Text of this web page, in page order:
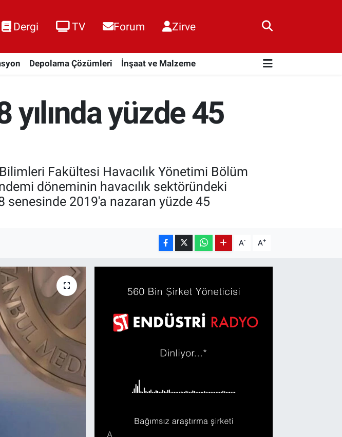
Dergi TV Forum Zirve
Depolama Çözümleri İnşaat ve Malzeme
yılında yüzde 45
Fakültesi Havacılık Yönetimi Bölüm
döneminin havacılık sektöründeki
senesinde 2019'a nazaran yüzde 45
A- A+